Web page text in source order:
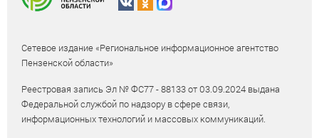
Сетевое издание «Региональное информационное агентство
Пензенской области»
Реестровая запись Эл № ФС77 - 88133 от 03.09.2024 выдана
Федеральной службой по надзору в сфере связи,
информационных технологий и массовых коммуникаций.